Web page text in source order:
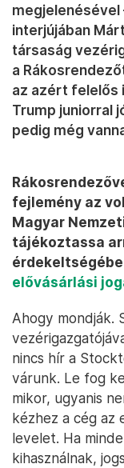
megjelenésével
interjújában
társaság
a
az azért felelős
Trump juniorral
pedig még
fejlemény az
Magyar
tájékoztassa
elővásárlási
Ahogy mondják.
nincs hír a
várunk. Le fog
mikor, ugyanis
kézhez a cég az
levelet. Ha
kihasználnak,